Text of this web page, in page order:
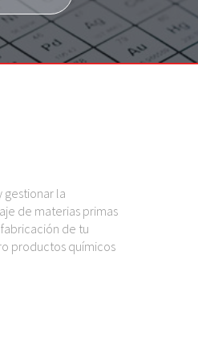
gestionar la
de materias primas
de tu
productos químicos